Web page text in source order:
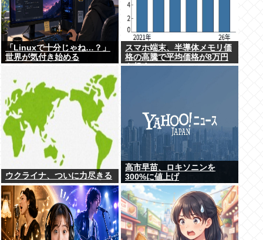
「Linuxで十分じゃね…？」
世界が気付き始める
スマホ端末、半導体メモリ価
格の高騰で平均価格が8万円
を超す
ウクライナ、ついに力尽きる
高市早苗、ロキソニンを
300%に値上げ